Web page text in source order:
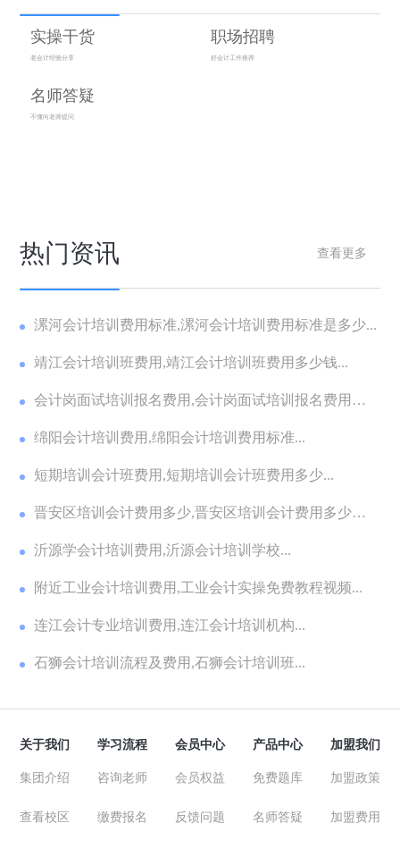
实操干货
老会计经验分享
职场招聘
好会计工作推荐
名师答疑
不懂向老师提问
热门资讯 查看更多
漯河会计培训费用标准,漯河会计培训费用标准是多少...
靖江会计培训班费用,靖江会计培训班费用多少钱...
会计岗面试培训报名费用,会计岗面试培训报名费用多
少...绵阳会计培训费用,绵阳会计培训费用标准...
短期培训会计班费用,短期培训会计班费用多少...
晋安区培训会计费用多少,晋安区培训会计费用多少钱
一...沂源学会计培训费用,沂源会计培训学校...
附近工业会计培训费用,工业会计实操免费教程视频...
连江会计专业培训费用,连江会计培训机构...
石狮会计培训流程及费用,石狮会计培训班...
关于我们
集团介绍
查看校区
学习流程
咨询老师
缴费报名
会员中心
会员权益
反馈问题
产品中心
免费题库
名师答疑
加盟我们
加盟政策
加盟费用